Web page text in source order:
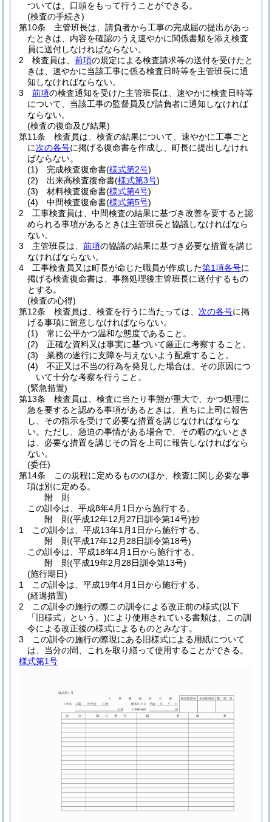
ついては、口頭をもって行うことができる。
(検査の手続き)
第10条
主管班長は、請負者から工事の完成届の提出があっ
たときは、内容を確認のうえ速やかに関係書類を添え検査
員に送付しなければならない。
2
検査員は、 前項の規定による検査請求等の送付を受けたと
きは、速やかに当該工事に係る検査日時等を主管班長に通
知しなければならない。
3
前項の検査通知を受けた主管班長は、速やかに検査日時等
について、当該工事の監督員及び請負者に通知しなければ
ならない。
(検査の復命及び結果)
第11条
検査員は、検査の結果について、速やかに工事ごと
に次の各号に掲げる復命書を作成し、町長に提出しなけれ
ばならない。
(1)
完成検査復命書(様式第2号)
(2)
出来高検査復命書(様式第3号)
(3)
材料検査復命書(様式第4号)
(4)
中間検査復命書(様式第5号)
2
工事検査員は、中間検査の結果に基づき改善を要すると認
められる事項があるときは主管班長と協議しなければなら
ない。
3
主管班長は、 前項の協議の結果に基づき必要な措置を講じ
なければならない。
4
工事検査員又は町長が命じた職員が作成した第1項各号に
掲げる検査復命書は、事務処理後主管班長に送付するもの
とする。
(検査の心得)
第12条
検査員は、検査を行うに当たっては、 次の各号に掲
げる事項に留意しなければならない。
(1)
常に公平かつ温和な態度であること。
(2)
正確な資料又は事実に基づいて厳正に考察すること。
(3)
業務の遂行に支障を与えないよう配慮すること。
(4)
不正又は不当の行為を発見した場合は、その原因につ
いて十分な考察を行うこと。
(緊急措置)
第13条
検査員は、検査に当たり事態が重大で、かつ処理に
急を要すると認める事項があるときは、直ちに上司に報告
し、その指示を受けて必要な措置を講じなければならな
い。 ただし、急迫の事情がある場合で、その暇のないとき
は、必要な措置を講じその旨を上司に報告しなければなら
ない。
(委任)
第14条
この規程に定めるもののほか、検査に関し必要な事
項は別に定める。
附 則
この訓令は、平成8年4月1日から施行する。
附 則(平成12年12月27日訓令第14号)抄
1
この訓令は、平成13年1月1日から施行する。
附 則(平成17年12月28日訓令第18号)
この訓令は、平成18年4月1日から施行する。
附 則(平成19年2月28日訓令第13号)
(施行期日)
1
この訓令は、平成19年4月1日から施行する。
(経過措置)
2
この訓令の施行の際この訓令による改正前の様式(以下
「旧様式」という。)により使用されている書類は、この訓
令による改正後の様式によるものとみなす。
3
この訓令の施行の際現にある旧様式による用紙について
は、当分の間、これを取り繕って使用することができる。
様式第1号